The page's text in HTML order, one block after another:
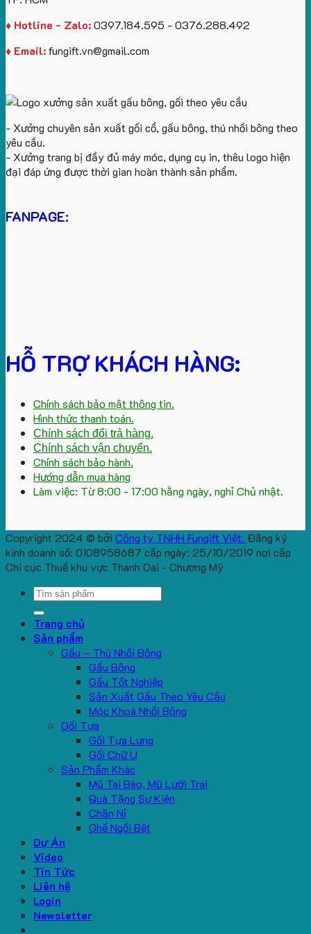
♦ Hotline - Zalo:0397.184.595 - 0376.288.492
♦ Email:fungift.vn@gmail.com
- Xưởng chuyên sản xuất gối cổ, gấu bông, thú nhồi bông theo
yêu cầu.
- Xưởng trang bị đầy đủ máy móc, dụng cụ in, thêu logo hiện
đại đáp ứng được thời gian hoàn thành sản phẩm.
FANPAGE:
HỖ TRỢ KHÁCH HÀNG:
Chính sách bảo mật thông tin.
Hình thức thanh toán.
Chính sách đổi trả hàng.
Chính sách vận chuyển.
Chính sách bảo hành.
Hướng dẫn mua hàng
Làm việc: Từ 8:00 - 17:00 hằng ngày, nghỉ Chủ nhật.
Copyright 2024 © bởi Công ty TNHH Fungift Việt. Đăng ký
kinh doanh số: 0108958687 cấp ngày: 25/10/2019 nơi cấp
Chi cục Thuế khu vực Thanh Oai - Chương Mỹ
Search
Trang chủ
Sản phẩm
Gấu – Thú Nhồi Bông
Gấu Bông
Gấu Tốt Nghiệp
Sản Xuất Gấu Theo Yêu Cầu
Móc Khoá Nhồi Bông
Gối Tựa
Gối Tựa Lưng
Gối Chữ U
Sản Phẩm Khác
Mũ Tai Bèo, Mũ Lưỡi Trai
Quà Tặng Sự Kiện
Chăn Nỉ
Ghế Ngồi Bệt
Dự Án
Video
Tin Tức
Liên hệ
Login
Newsletter